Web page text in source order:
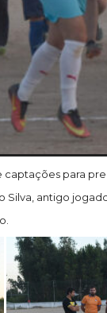
para
antigo